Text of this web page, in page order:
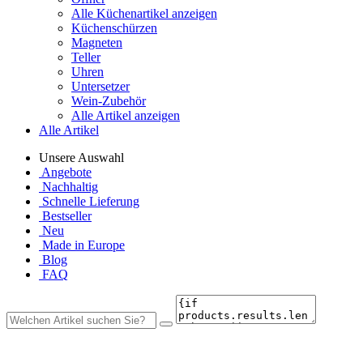
Alle Küchenartikel anzeigen
Küchenschürzen
Magneten
Teller
Uhren
Untersetzer
Wein-Zubehör
Alle Artikel anzeigen
Alle Artikel
Unsere Auswahl
Angebote
Nachhaltig
Schnelle Lieferung
Bestseller
Neu
Made in Europe
Blog
FAQ